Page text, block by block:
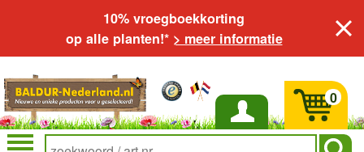
10% vroegboekkorting
op alle planten!* > meer informatie
Inloggen
0